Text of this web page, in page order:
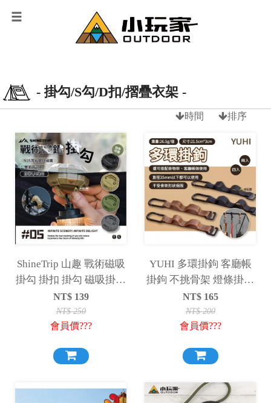
- 掛勾/S勾/D扣/摺疊衣架 -
時間 排序
ShineTrip 山趣 戰術磁吸
掛勾 掛扣 掛勾 磁吸掛勾
磁吸 露營 4色
NT$ 139
NT$250
會員價???
YUHI 多環掛鉤 客廳帳
掛鉤 不挑骨架 燈條掛鉤
露營 掛物架掛鉤 車宿掛
鉤 露營掛鉤 露營掛扣
NT$ 165
NT$200
會員價???